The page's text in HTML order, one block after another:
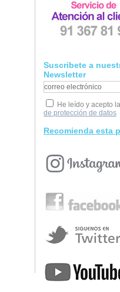
Suscribete a
Newsletter
He leído y acepto la
de protección de datos
Recomienda esta